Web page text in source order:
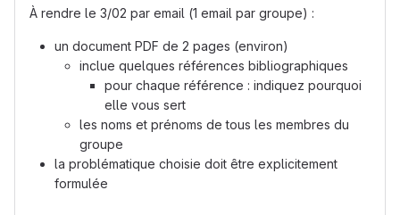
À rendre le 3/02 par email (1 email par groupe) :
un document PDF de 2 pages (environ)
inclue quelques références bibliographiques
pour chaque référence : indiquez pourquoi
elle vous sert
les noms et prénoms de tous les membres du
groupe
la problématique choisie doit être explicitement
formulée